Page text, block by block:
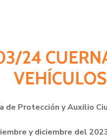
24
de Protección y Auxilio
y diciembre del